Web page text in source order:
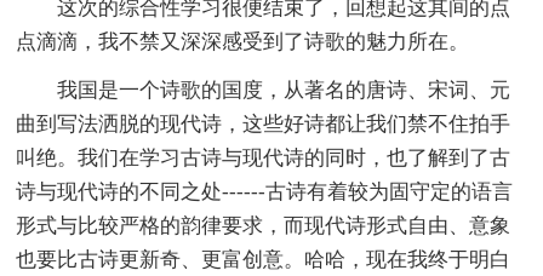
这次的综合性学习很便结束了，回想起这其间的点
点滴滴，我不禁又深深感受到了诗歌的魅力所在。
我国是一个诗歌的国度，从著名的唐诗、宋词、元
曲到写法洒脱的现代诗，这些好诗都让我们禁不住拍手
叫绝。我们在学习古诗与现代诗的同时，也了解到了古
诗与现代诗的不同之处------古诗有着较为固守定的语言
形式与比较严格的韵律要求，而现代诗形式自由、意象
也要比古诗更新奇、更富创意。哈哈，现在我终于明白